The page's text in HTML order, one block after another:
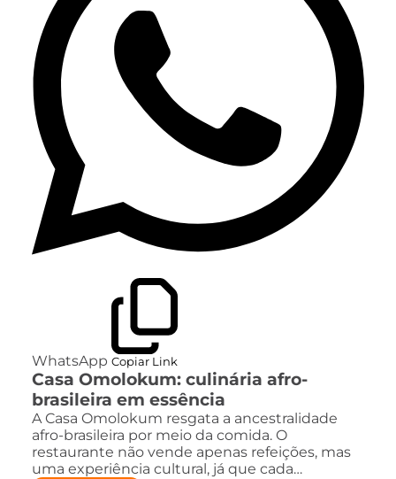
WhatsApp Copiar Link
Casa Omolokum: culinária afro-
brasileira em essência
A Casa Omolokum resgata a ancestralidade
afro-brasileira por meio da comida. O
restaurante não vende apenas refeições, mas
uma experiência cultural, já que cada…